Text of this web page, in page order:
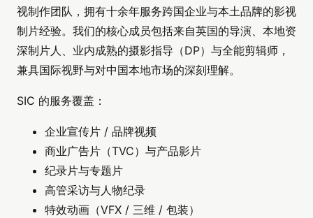
视制作团队，拥有十余年服务跨国企业与本土品牌的影视
制片经验。我们的核心成员包括来自英国的导演、本地资
深制片人、业内成熟的摄影指导（DP）与全能剪辑师，
兼具国际视野与对中国本地市场的深刻理解。
SIC 的服务覆盖：
企业宣传片 / 品牌视频
商业广告片（TVC）与产品影片
纪录片与专题片
高管采访与人物纪录
特效动画（VFX / 三维 / 包装）